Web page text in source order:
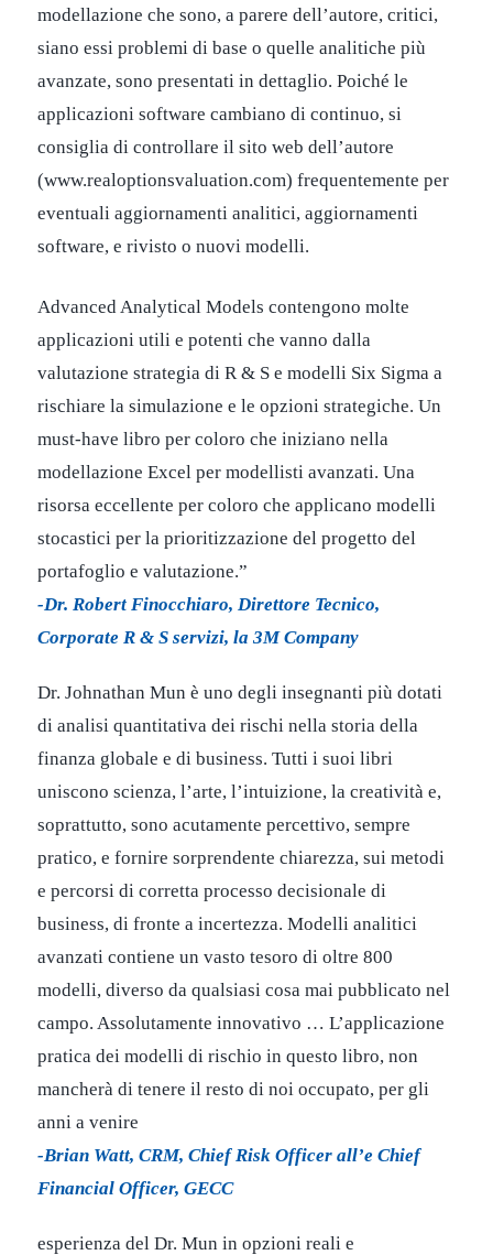
modellazione che sono, a parere dell’autore, critici,
siano essi problemi di base o quelle analitiche più
avanzate, sono presentati in dettaglio. Poiché le
applicazioni software cambiano di continuo, si
consiglia di controllare il sito web dell’autore
(www.realoptionsvaluation.com) frequentemente per
eventuali aggiornamenti analitici, aggiornamenti
software, e rivisto o nuovi modelli.
Advanced Analytical Models contengono molte
applicazioni utili e potenti che vanno dalla
valutazione strategia di R & S e modelli Six Sigma a
rischiare la simulazione e le opzioni strategiche. Un
must-have libro per coloro che iniziano nella
modellazione Excel per modellisti avanzati. Una
risorsa eccellente per coloro che applicano modelli
stocastici per la prioritizzazione del progetto del
portafoglio e valutazione.”
-Dr. Robert Finocchiaro, Direttore Tecnico,
Corporate R & S servizi, la 3M Company
Dr. Johnathan Mun è uno degli insegnanti più dotati
di analisi quantitativa dei rischi nella storia della
finanza globale e di business. Tutti i suoi libri
uniscono scienza, l’arte, l’intuizione, la creatività e,
soprattutto, sono acutamente percettivo, sempre
pratico, e fornire sorprendente chiarezza, sui metodi
e percorsi di corretta processo decisionale di
business, di fronte a incertezza. Modelli analitici
avanzati contiene un vasto tesoro di oltre 800
modelli, diverso da qualsiasi cosa mai pubblicato nel
campo. Assolutamente innovativo … L’applicazione
pratica dei modelli di rischio in questo libro, non
mancherà di tenere il resto di noi occupato, per gli
anni a venire
-Brian Watt, CRM, Chief Risk Officer all’e Chief
Financial Officer, GECC
esperienza del Dr. Mun in opzioni reali e